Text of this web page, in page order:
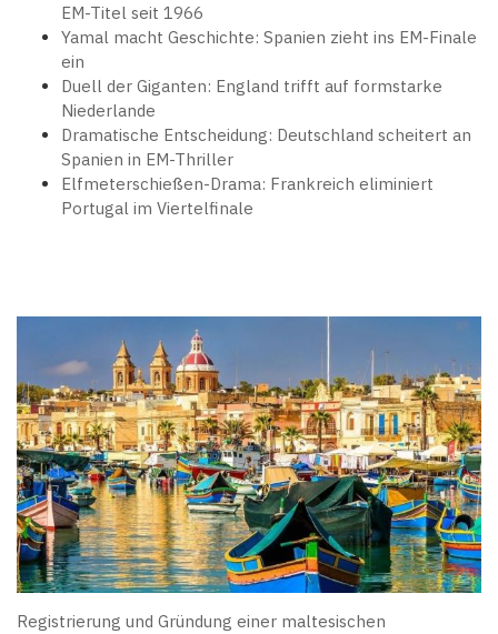
EM-Titel seit 1966
Yamal macht Geschichte: Spanien zieht ins EM-Finale
ein
Duell der Giganten: England trifft auf formstarke
Niederlande
Dramatische Entscheidung: Deutschland scheitert an
Spanien in EM-Thriller
Elfmeterschießen-Drama: Frankreich eliminiert
Portugal im Viertelfinale
Registrierung und Gründung einer maltesischen